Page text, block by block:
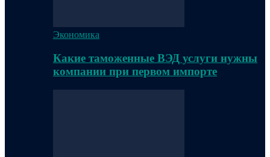
Экономика
Какие таможенные ВЭД услуги нужны
компании при первом импорте